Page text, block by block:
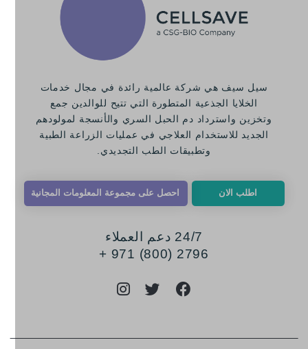
سيل سيف هي شركة عالمية رائدة في مجال خدمات
الخلايا الجذعية المتطورة التي تتيح للوالدين جمع
وتخزين واسترداد دم الحبل السري والأنسجة لمولودهم
الجديد للاستخدام العلاجي في عمليات الزراعة الطبية
وتطبيقات الطب التجديدي.
اطلب الان احصل على مجموعة المعلومات المجانية
24/7 دعم العملاء
2796 (800) 971 +